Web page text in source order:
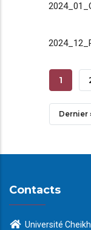
Page
1
Dernier
Contacts
Université